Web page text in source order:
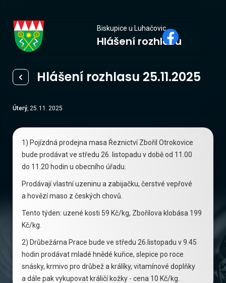
Biskupice
u Luhačovic
Biskupice u Luhačovic
Hlášení rozhlasu
Hlášení rozhlasu 25.11.2025
Úterý, 25.11 . 2025
1) Pojízdná prodejna masa Řeznictví Zbořil Otrokovice
bude prodávat ve středu 26. listopadu v době od 11.00
do 11.20 hodin u obecního úřadu.
Prodávají vlastní uzeninu a zabijačku, čerstvé vepřové
a hovězí maso z českých chovů.
Tento týden: uzené kosti 59 Kč/kg, Zbořilova klobása 199
Kč/kg.
2) Drůbežárna Prace bude ve středu 26.listopadu v 9.45
hodin prodávat mladé hnědé kuřice, slepice po roce
snásky, krmivo pro drůbež a králíky, vitamínové doplňky
a dále pak vykupovat králičí kožky - cena 10 Kč/kg.